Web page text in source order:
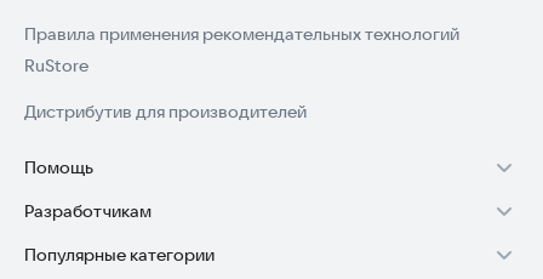
Правила применения рекомендательных технологий
RuStore
Дистрибутив для производителей
Помощь
Установка RuStore на TV
Установка RuStore на телефон
Разработчикам
Зарабатывать с RuStore
Популярные категории